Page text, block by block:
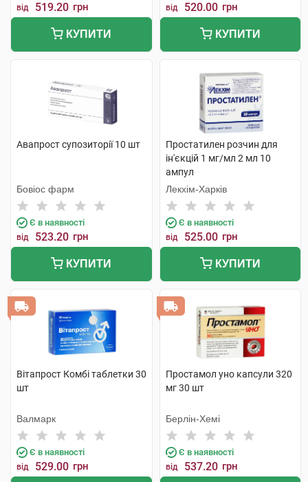
від 519.20 грн
КУПИТИ
від 520.00 грн
КУПИТИ
Авапрост супозиторії 10 шт
Бовіос фарм
Є в наявності
від 523.20 грн
КУПИТИ
Простатилен розчин для
ін'єкцій 1 мг/мл 2 мл 10
ампул
Лекхім-Харків
Є в наявності
від 525.00 грн
КУПИТИ
Вітапрост Комбі таблетки 30
шт
Валмарк
Є в наявності
від 529.00 грн
Простамол уно капсули 320
мг 30 шт
Берлін-Хемі
Є в наявності
від 537.20 грн